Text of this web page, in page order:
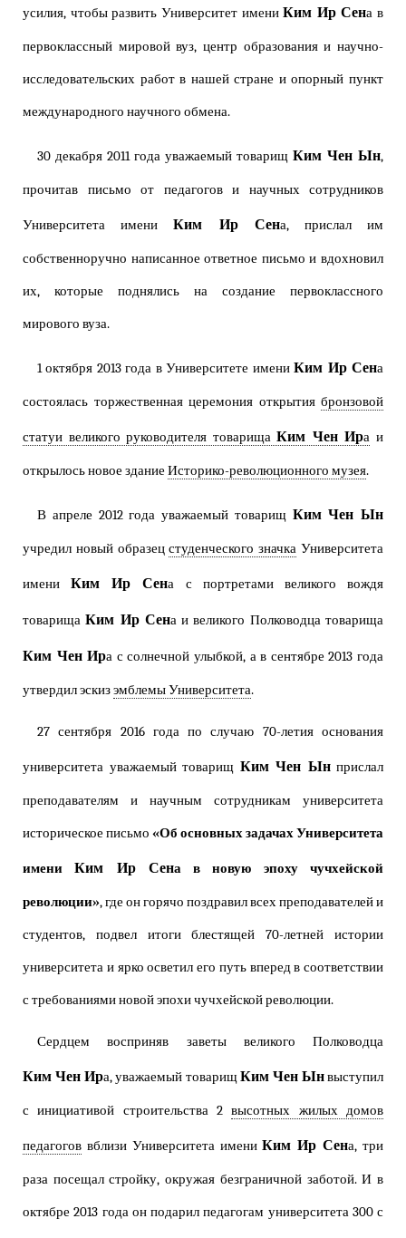
усилия, чтобы развить Университет имениКим Ир Сена в
первоклассный мировой вуз, центр образования и научно-
исследовательских работ в нашей стране и опорный пункт
международного научного обмена.
30 декабря 2011 года уважаемый товарищ Ким Чен Ын,
прочитав письмо от педагогов и научных сотрудников
Университета имениКим Ир Сена, прислал им
собственноручно написанное ответное письмо и вдохновил
их, которые поднялись на создание первоклассного
мирового вуза.
1 октября 2013 года в Университете имениКим Ир Сена
состоялась торжественная церемония открытия бронзовой
статуи великого руководителя товарищаКим Чен Ира и
открылось новое здание Историко-революционного музея.
В апреле 2012 года уважаемый товарищ Ким Чен Ын
учредил новый образецстуденческого значка Университета
имениКим Ир Сена с портретами великого вождя
товарищаКим Ир Сена и великого Полководца товарища
Ким Чен Ира с солнечной улыбкой, а в сентябре 2013 года
утвердил эскизэмблемы Университета.
27 сентября 2016 года по случаю 70-летия основания
университета уважаемый товарищ Ким Чен Ынприслал
преподавателям и научным сотрудникам университета
историческое письмо «Об основных задачах Университета
имениКим Ир Сена в новую эпоху чучхейской
революции», где он горячо поздравил всех преподавателей и
студентов, подвел итоги блестящей 70-летней истории
университета и ярко осветил его путь вперед в соответствии
с требованиями новой эпохи чучхейской революции.
Сердцем восприняв заветы великого Полководца
Ким Чен Ира, уважаемый товарищ Ким Чен Ынвыступил
с инициативой строительства 2высотных жилых домов
педагогов вблизи Университета имениКим Ир Сена, три
раза посещал стройку, окружая безграничной заботой. И в
октябре 2013 года он подарил педагогам университета 300 с